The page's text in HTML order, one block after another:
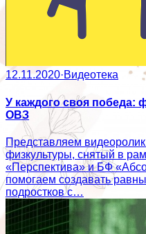
12.11.2020·Видеотека
У каждого своя победа:
ОВЗ
Представляем
физкультуры, снятый в
«Перспектива» и БФ
помогаем создавать
подростков с…